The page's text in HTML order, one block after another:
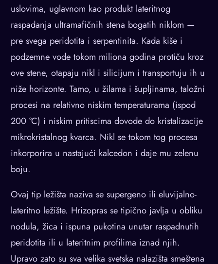
uslovima, uglavnom kao produkt lateritnog
raspadanja ultramafičnih stena bogatih niklom —
pre svega peridotita i serpentinita. Kada kiše i
podzemne vode tokom miliona godina protiču kroz
ove stene, otapaju nikl i silicijum i transportuju ih u
niže horizonte. Tamo, u žilama i šupljinama, taložni
procesi na relativno niskim temperaturama (ispod
200 °C) i niskim pritiscima dovode do kristalizacije
mikrokristalnog kvarca. Nikl se tokom tog procesa
inkorporira u nastajući kalcedon i daje mu zelenu
boju.
Ovaj tip ležišta naziva se supergeno ili eluvijalno-
lateritno ležište. Hrizopras se tipično javlja u obliku
nodula, žica i ispuna pukotina unutar raspadnutih
peridotita ili u lateritnim profilima iznad njih.
Upravo zato su sva velika svetska nalazišta smeštena